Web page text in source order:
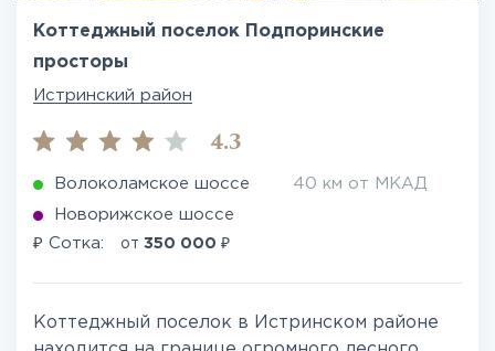
Коттеджный поселок Подпоринские
просторы
Истринский район
4.3
Волоколамское шоссе 40 км от МКАД
Новорижское шоссе
₽ Сотка: от 350 000 ₽
Коттеджный поселок в Истринском районе